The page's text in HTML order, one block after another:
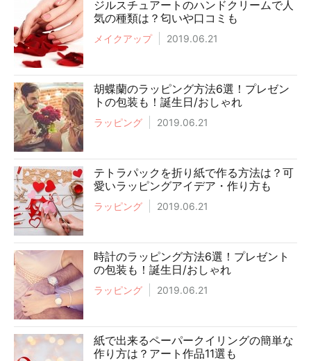
ジルスチュアートのハンドクリームで人
気の種類は？匂いや口コミも
メイクアップ 2019.06.21
胡蝶蘭のラッピング方法6選！プレゼン
トの包装も！誕生日/おしゃれ
ラッピング 2019.06.21
テトラパックを折り紙で作る方法は？可
愛いラッピングアイデア・作り方も
ラッピング 2019.06.21
時計のラッピング方法6選！プレゼント
の包装も！誕生日/おしゃれ
ラッピング 2019.06.21
紙で出来るペーパークイリングの簡単な
作り方は？アート作品11選も